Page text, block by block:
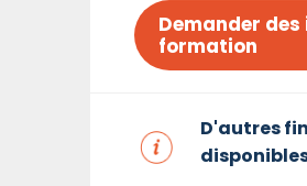
Demander
formation
D'autres